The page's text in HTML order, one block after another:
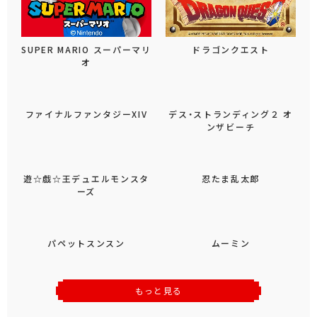
SUPER MARIO スーパーマリ
オ
ドラゴンクエスト
デス・ストランディング２ オ
ンザビーチ
遊☆戯☆王デュエルモンスタ
忍たま乱太郎